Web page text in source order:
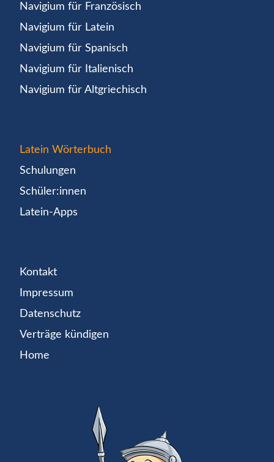
Navigium für Französisch
Navigium für Latein
Navigium für Spanisch
Navigium für Italienisch
Navigium für Altgriechisch
Latein Wörterbuch
Schulungen
Schüler:innen
Latein-Apps
Kontakt
Impressum
Datenschutz
Verträge kündigen
Home